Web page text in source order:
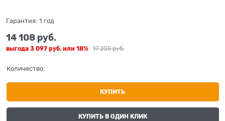
Гарантия: 1 год
17 205 руб.
14 108 руб.
выгода 3 097 руб. или 18%
Количество:
КУПИТЬ
КУПИТЬ В ОДИН КЛИК